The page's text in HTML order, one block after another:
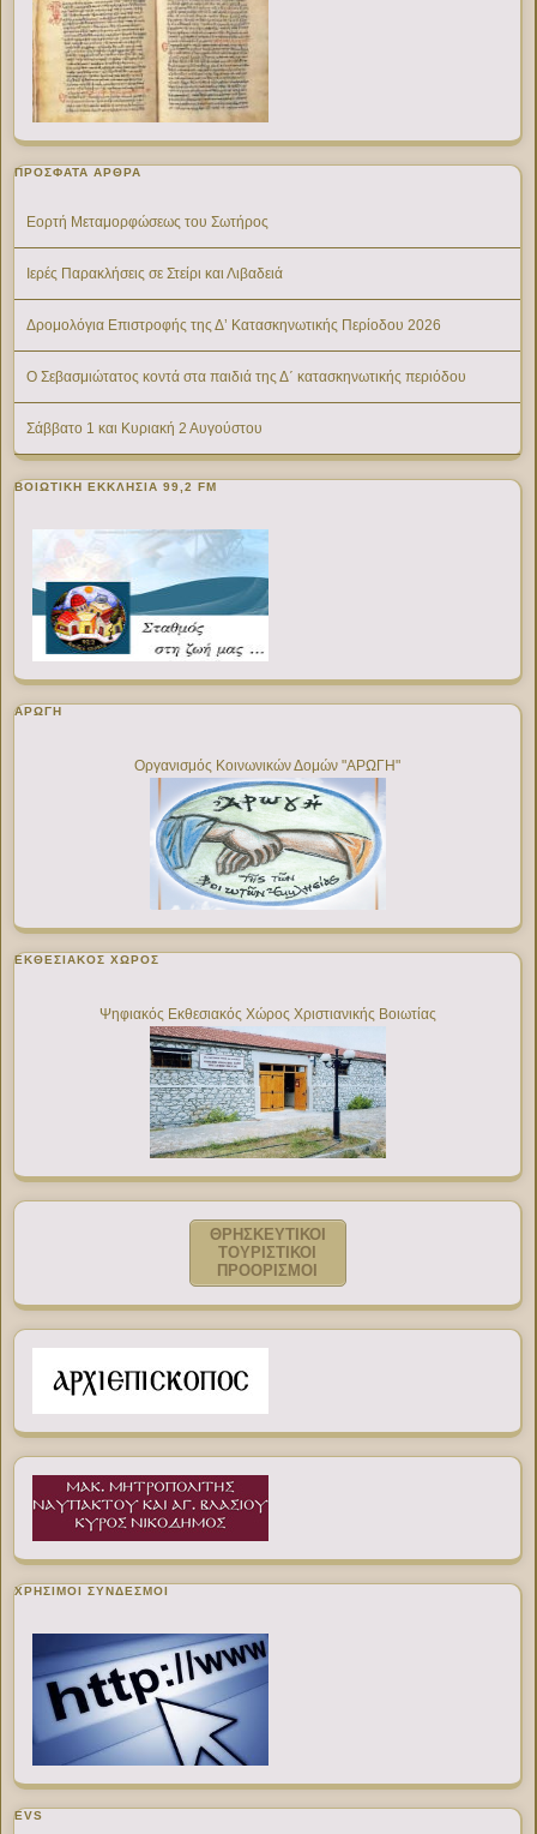
ΠΡΌΣΦΑΤΑ ΆΡΘΡΑ
Εορτή Μεταμορφώσεως του Σωτήρος
Ιερές Παρακλήσεις σε Στείρι και Λιβαδειά
Δρομολόγια Επιστροφής της Δ’ Κατασκηνωτικής Περίοδου 2026
Ο Σεβασμιώτατος κοντά στα παιδιά της Δ΄ κατασκηνωτικής περιόδου
Σάββατο 1 και Κυριακή 2 Αυγούστου
ΒΟΙΩΤΙΚΉ ΕΚΚΛΗΣΊΑ 99,2 FM
ΑΡΩΓΗ
Οργανισμός Κοινωνικών Δομών "ΑΡΩΓΗ"
ΕΚΘΕΣΙΑΚΌΣ ΧΏΡΟΣ
Ψηφιακός Εκθεσιακός Χώρος Χριστιανικής Βοιωτίας
ΘΡΗΣΚΕΥΤΙΚΟΙ
ΤΟΥΡΙΣΤΙΚΟΙ
ΠΡΟΟΡΙΣΜΟΙ
ΧΡΉΣΙΜΟΙ ΣΎΝΔΕΣΜΟΙ
EVS